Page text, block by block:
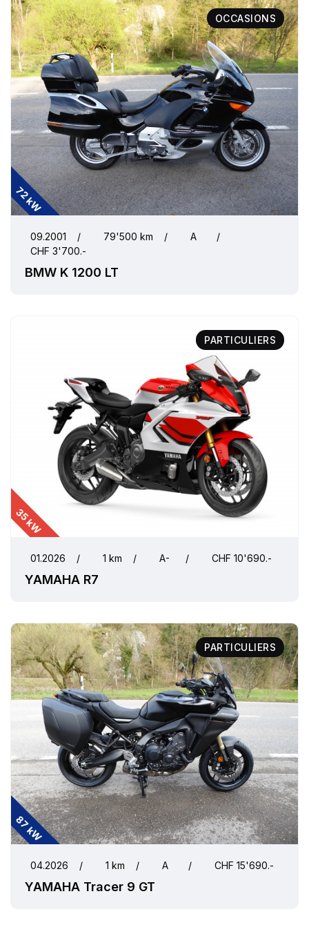
OCCASIONS
72 kW
09.2001 / 79'500 km / A
/
CHF 3'700.-
BMW K 1200 LT
PARTICULIERS
35 kW
01.2026 / 1 km / A- / CHF 10'690.-
YAMAHA R7
PARTICULIERS
87 kW
04.2026 / 1 km / A / CHF 15'690.-
YAMAHA Tracer 9 GT